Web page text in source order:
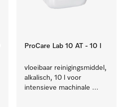
ProCare Lab 10 AT - 10 l
vloeibaar reinigingsmiddel,
alkalisch, 10 l voor
intensieve machinale